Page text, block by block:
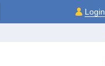
Login